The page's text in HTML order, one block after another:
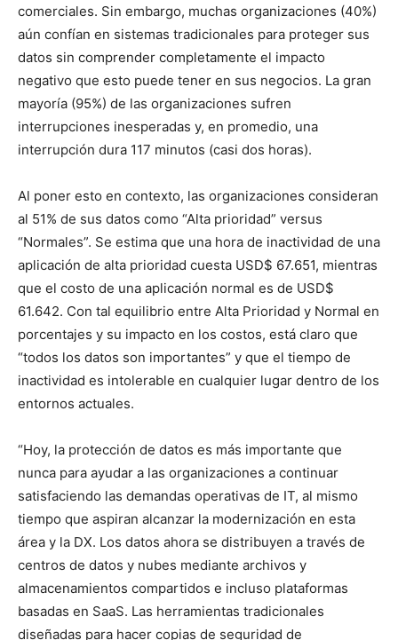
comerciales. Sin embargo, muchas organizaciones (40%)
aún confían en sistemas tradicionales para proteger sus
datos sin comprender completamente el impacto
negativo que esto puede tener en sus negocios. La gran
mayoría (95%) de las organizaciones sufren
interrupciones inesperadas y, en promedio, una
interrupción dura 117 minutos (casi dos horas).
Al poner esto en contexto, las organizaciones consideran
al 51% de sus datos como “Alta prioridad” versus
“Normales”. Se estima que una hora de inactividad de una
aplicación de alta prioridad cuesta USD$ 67.651, mientras
que el costo de una aplicación normal es de USD$
61.642. Con tal equilibrio entre Alta Prioridad y Normal en
porcentajes y su impacto en los costos, está claro que
“todos los datos son importantes” y que el tiempo de
inactividad es intolerable en cualquier lugar dentro de los
entornos actuales.
“Hoy, la protección de datos es más importante que
nunca para ayudar a las organizaciones a continuar
satisfaciendo las demandas operativas de IT, al mismo
tiempo que aspiran alcanzar la modernización en esta
área y la DX. Los datos ahora se distribuyen a través de
centros de datos y nubes mediante archivos y
almacenamientos compartidos e incluso plataformas
basadas en SaaS. Las herramientas tradicionales
diseñadas para hacer copias de seguridad de